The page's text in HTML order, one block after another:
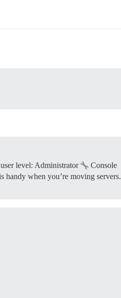
level: Administrator
Console
handy when you’re moving servers.